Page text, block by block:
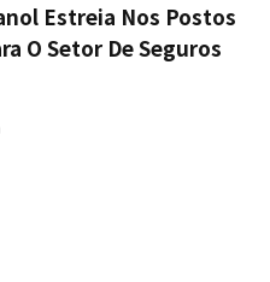
Estreia Nos Postos
O Setor De Seguros